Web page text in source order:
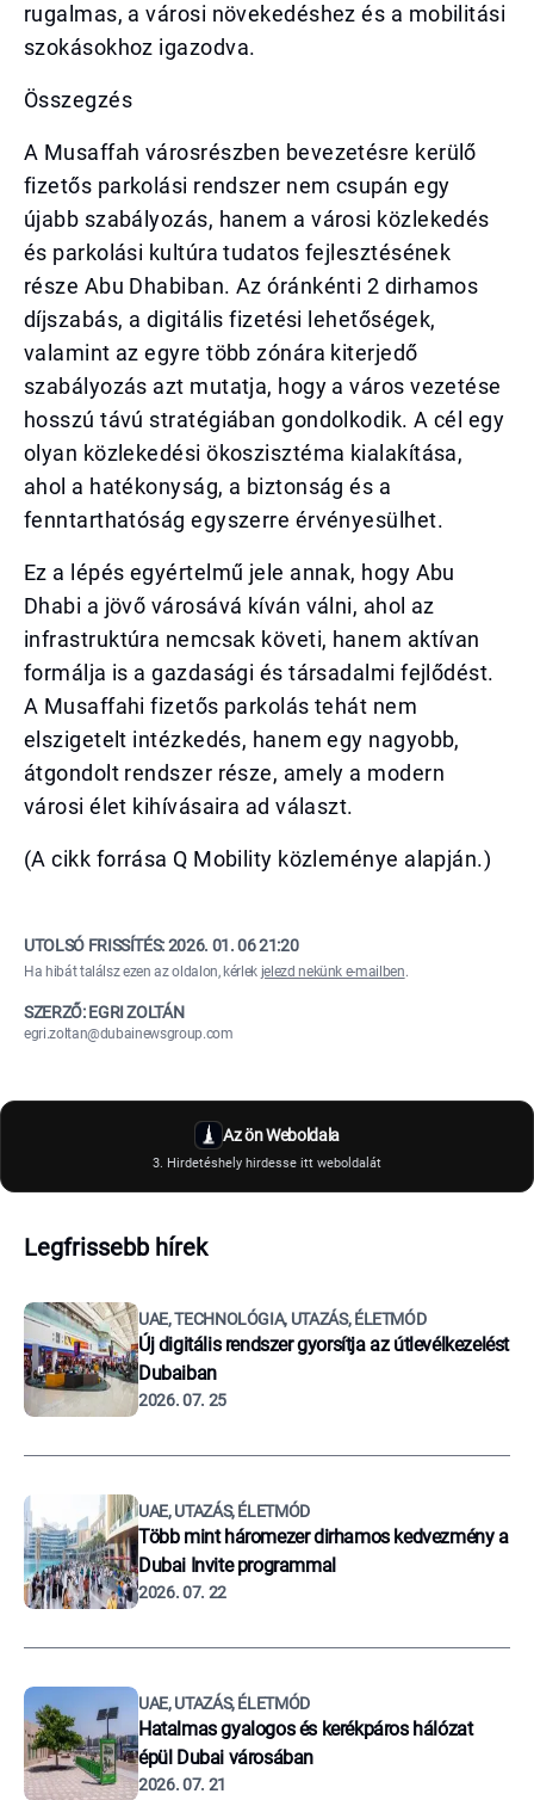
rugalmas, a városi növekedéshez és a mobilitási
szokásokhoz igazodva.
Összegzés
A Musaffah városrészben bevezetésre kerülő
fizetős parkolási rendszer nem csupán egy
újabb szabályozás, hanem a városi közlekedés
és parkolási kultúra tudatos fejlesztésének
része Abu Dhabiban. Az óránkénti 2 dirhamos
díjszabás, a digitális fizetési lehetőségek,
valamint az egyre több zónára kiterjedő
szabályozás azt mutatja, hogy a város vezetése
hosszú távú stratégiában gondolkodik. A cél egy
olyan közlekedési ökoszisztéma kialakítása,
ahol a hatékonyság, a biztonság és a
fenntarthatóság egyszerre érvényesülhet.
Ez a lépés egyértelmű jele annak, hogy Abu
Dhabi a jövő városává kíván válni, ahol az
infrastruktúra nemcsak követi, hanem aktívan
formálja is a gazdasági és társadalmi fejlődést.
A Musaffahi fizetős parkolás tehát nem
elszigetelt intézkedés, hanem egy nagyobb,
átgondolt rendszer része, amely a modern
városi élet kihívásaira ad választ.
(A cikk forrása Q Mobility közleménye alapján.)
UTOLSÓ FRISSÍTÉS:2026. 01. 06 21:20
Ha hibát találsz ezen az oldalon, kérlek jelezd nekünk e-mailben.
SZERZŐ: EGRI ZOLTÁN
egri.zoltan@dubainewsgroup.com
Az ön Weboldala
3. Hirdetéshely hirdesse itt weboldalát
Legfrissebb hírek
UAE, TECHNOLÓGIA, UTAZÁS, ÉLETMÓD
Új digitális rendszer gyorsítja az útlevélkezelést
Dubaiban
2026. 07. 25
UAE, UTAZÁS, ÉLETMÓD
Több mint háromezer dirhamos kedvezmény a
Dubai Invite programmal
2026. 07. 22
UAE, UTAZÁS, ÉLETMÓD
Hatalmas gyalogos és kerékpáros hálózat
épül Dubai városában
2026. 07. 21